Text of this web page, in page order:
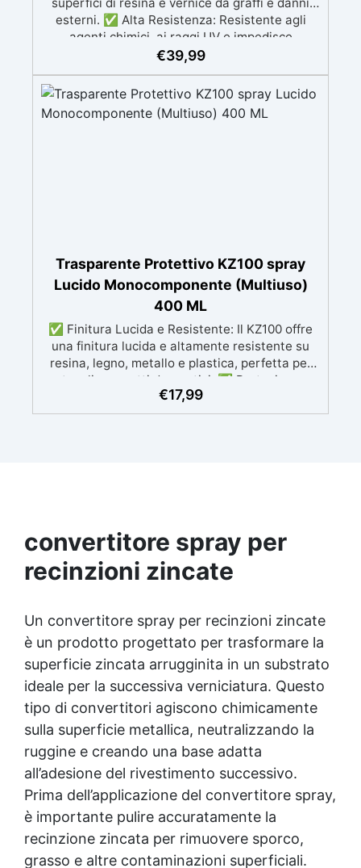
esterni. ✅ Alta Resistenza: Resistente agli
agenti chimici, ai raggi UV e impedisce
l’ingiallimento nel tempo, garantendo una
Il kit include due componenti separati
(trasparente poliuretanico e catalizzatore) e un
bicchiere graduato per una preparazione
€39,99
Trasparente Protettivo KZ100 spray
Lucido Monocomponente (Multiuso)
400 ML
✅ Finitura Lucida e Resistente: Il KZ100 offre
una finitura lucida e altamente resistente su
resina, legno, metallo e plastica, perfetta per
tavoli e oggetti decorativi. ✅ Protezione
Duratura: Resistente a graffi, agenti
atmosferici, detergenti aggressivi, alcol e
qualsiasi superficie, senza colature, anche con
un'applicazione singola. ✅ Versatilità: Ideale
per diverse superfici, tra cui resina, legno,
metallo e plastica, migliorando aspetto e
€17,99
convertitore spray per
recinzioni zincate
Un convertitore spray per recinzioni zincate
è un prodotto progettato per trasformare la
superficie zincata arrugginita in un substrato
ideale per la successiva verniciatura. Questo
tipo di convertitori agiscono chimicamente
sulla superficie metallica, neutralizzando la
ruggine e creando una base adatta
all’adesione del rivestimento successivo.
Prima dell’applicazione del convertitore spray,
è importante pulire accuratamente la
recinzione zincata per rimuovere sporco,
grasso e altre contaminazioni superficiali.